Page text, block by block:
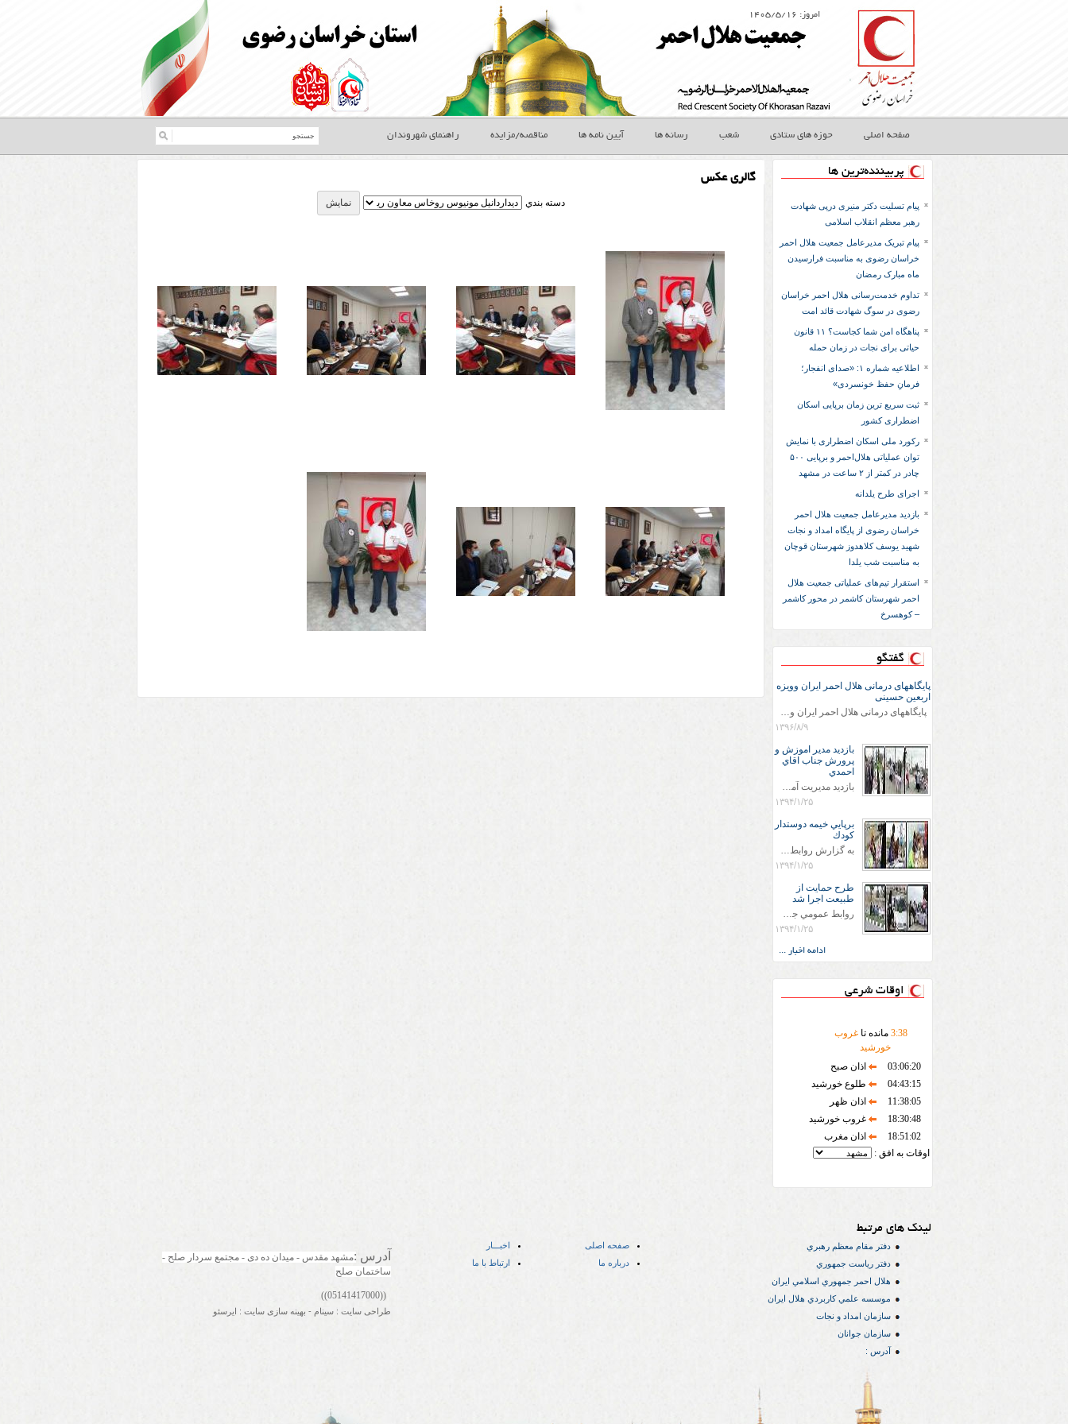
امروز: ۱۴۰۵/۵/۱۶
صفحه اصلی حوزه های ستادی شعب رسانه ها آیین نامه ها مناقصه/مزایده راهنمای شهروندان
پربیننده‌ترین ها
پیام تسلیت دکتر منیری درپی شهادت
رهبر معظم انقلاب اسلامی
پیام تبریک مدیرعامل جمعیت هلال احمر
خراسان رضوی به مناسبت فرارسیدن
ماه مبارک رمضان
تداوم خدمت‌رسانی هلال احمر خراسان
رضوی در سوگ شهادت قائد امت
پناهگاه امن شما کجاست؟ ۱۱ قانون
حیاتی برای نجات در زمان حمله
اطلاعیه شماره ۱: «صدای انفجار؛
فرمانِ حفظ خونسردی»
ثبت سریع‌ ترین زمان برپایی اسکان
اضطراری کشور
رکورد ملی اسکان اضطراری با نمایش
توان عملیاتی هلال‌احمر و برپایی ۵۰۰
چادر در کمتر از ۲ ساعت در مشهد
اجرای طرح یلدانه
بازدید مدیرعامل جمعیت هلال احمر
خراسان رضوی از پایگاه امداد و نجات
شهید یوسف کلاهدوز شهرستان قوچان
به مناسبت شب یلدا
استقرار تیم‌های عملیاتی جمعیت هلال
احمر شهرستان کاشمر در محور کاشمر
– کوهسرخ
گفتگو
پایگاههای درمانی هلال احمر ایران وویزه
اربعین حسینی
پایگاههای درمانی هلال احمر ایران وویزه اربعین حسینی
۱۳۹۶/۸/۹
بازديد مدير اموزش و
پرورش جناب اقاي
احمدي
بازديد مديريت آموزش و پروش جناب اقاي احمدي به همراه اعضاي ستاد اسكان آموزش و پروش شهرستان سرخس در ساعت 11:30 در مورخه 11/1/1394 صورت گرفت و مسئولین با حضور در پست مسافرين نوروزی كه جمعیت هلال احمر شهرستان از نزدیک در جریان روند اجرای طرح های قرار گرفتند .
۱۳۹۴/۱/۲۵
برپايي خيمه دوستدار
كودك
به گزارش روابط عمومي جمعيت هلال احمر شهرستان سرخس علاوه بر اجرای خدمات امدادی، راهنمایی های گردشگری و موقعیت های جغرافیایی و برپایی چادرهای سلامت به منظور سنجش رایگان فشار و قندخون مسافران، ، خيمه هايي.با عنوان دوستدار کودک تجهیزشده که دراین فضا کودکان مراجعه کننده از طریق نقاشی و سایر هنرهای تجسمی با مفاهیم جمعیت هلال احمر و اصول هفتگانه آن آشنا می شوند. به دليل حضور چشم گير كودكان و خانواده ها سعی شده در قالب های متناسب با سنین کودکان مراجعه کنند
۱۳۹۴/۱/۲۵
طرح حمايت از
طبيعت اجرا شد
روابط عمومي جمعيت هلال احمر سرخس جمعيت هلال احمر سرخس در روز طبيعت جوانان جمعيت هلال احمر سرخس در راستاي حفاظت و حمايت از محيط زيست با انگيزه داشتن طبيعت زيبا و بدون زباله و جهت فرهنگ سازي طرح حمايت از طبيعت را اجرا نمودند. اين طرح با رويكرد حمايتي و اموزشي در خصوص اشتي باطبيعت اجرا شد و در اين طرح 700 عدد كيسه زباله وبروشور در خروجي هاي شهر بين همشهريان و مسافرين نوروزي توزيع گرديد و در راه بازگشت كيسه هاي زباله توسط همشهريان به مامورين محترم شهرداري مستقر در ورودي شهر
۱۳۹۴/۱/۲۵
ادامه اخبار ...
اوقات شرعی
3:38 مانده تاغروب
خورشید
03:06:20
اذان صبح
04:43:15
طلوع خورشید
11:38:05
اذان ظهر
18:30:48
غروب خورشید
18:51:02
اذان مغرب
اوقات به افق :
گالری عکس
دسته بندي
لینک های مرتبط
دفتر مقام معظم رهبري
دفتر رياست جمهوري
هلال احمر جمهوري اسلامي ايران
موسسه علمي كاربردي هلال ایران
سازمان امداد و نجات
سازمان جوانان
آدرس :
صفحه اصلی
اخبـــار
درباره ما
ارتباط با ما آدرس :
ساختمان صلح
((05141417000))
طراحی سایت : سینام - بهینه سازی سایت : ایرسئو